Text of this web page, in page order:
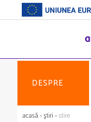
DESPRE
acasă»ştiri» stire